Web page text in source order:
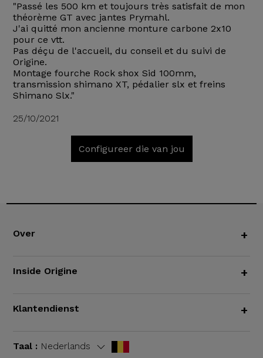
"Passé les 500 km et toujours très satisfait de mon
théorème GT avec jantes Prymahl.
J'ai quitté mon ancienne monture carbone 2x10
pour ce vtt.
Pas déçu de l'accueil, du conseil et du suivi de
Origine.
Montage fourche Rock shox Sid 100mm,
transmission shimano XT, pédalier slx et freins
Shimano Slx."
25/10/2021
Configureer die van jou
Over +
Inside Origine +
Klantendienst +
Taal : Nederlands